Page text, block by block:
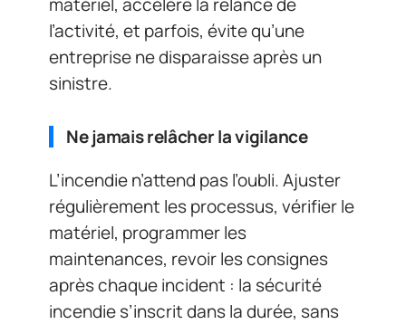
l’activité, et parfois, évite qu’une
entreprise ne disparaisse après un
sinistre.
Ne jamais relâcher la vigilance
L’incendie n’attend pas l’oubli. Ajuster
régulièrement les processus, vérifier le
matériel, programmer les
maintenances, revoir les consignes
après chaque incident : la sécurité
incendie s’inscrit dans la durée, sans